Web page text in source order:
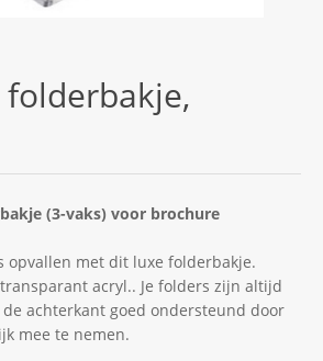
folderbakje,
(3-vaks) voor brochure
opvallen met dit luxe folderbakje.
acryl.. Je folders zijn altijd
achterkant goed ondersteund door
mee te nemen.